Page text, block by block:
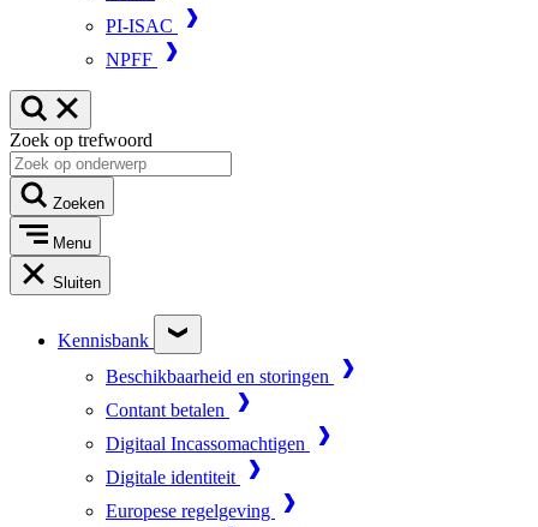
PI-ISAC
NPFF
Zoek op trefwoord
Zoeken
Menu
Sluiten
Kennisbank
Beschikbaarheid en storingen
Contant betalen
Digitaal Incassomachtigen
Digitale identiteit
Europese regelgeving